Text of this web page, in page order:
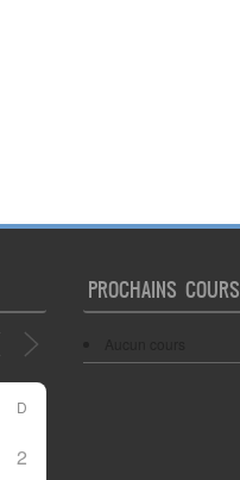
D
2
PROCHAINS COURS